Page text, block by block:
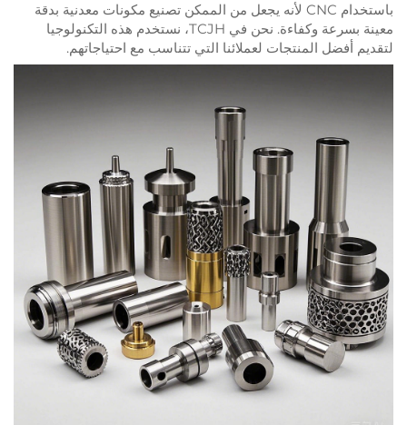
باستخدام CNC لأنه يجعل من الممكن تصنيع مكونات معدنية بدقة
معينة بسرعة وكفاءة. نحن في TCJH، نستخدم هذه التكنولوجيا
لتقديم أفضل المنتجات لعملائنا التي تتناسب مع احتياجاتهم.